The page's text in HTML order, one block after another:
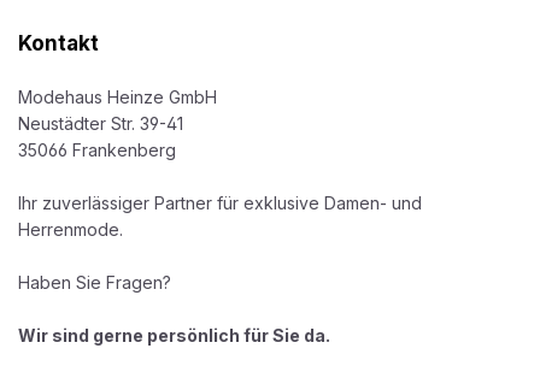
Kontakt
Modehaus Heinze GmbH
Neustädter Str. 39-41
35066 Frankenberg
Ihr zuverlässiger Partner für exklusive Damen- und
Herrenmode.
Haben Sie Fragen?
Wir sind gerne persönlich für Sie da.